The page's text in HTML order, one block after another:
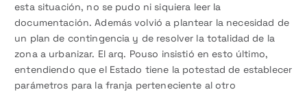
esta situación, no se pudo ni siquiera leer la
documentación. Además volvió a plantear la necesidad de
un plan de contingencia y de resolver la totalidad de la
zona a urbanizar. El arq. Pouso insistió en esto último,
entendiendo que el Estado tiene la potestad de establecer
parámetros para la franja perteneciente al otro